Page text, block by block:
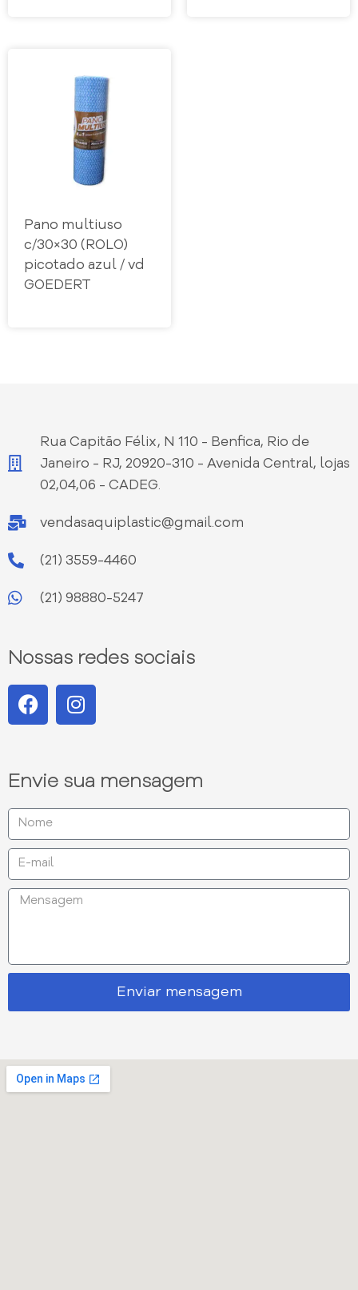
Pano multiuso
c/30×30 (ROLO)
picotado azul / vd
GOEDERT
Rua Capitão Félix, N 110 - Benfica, Rio de
Janeiro - RJ, 20920-310 - Avenida Central, lojas
02,04,06 - CADEG.
vendasaquiplastic@gmail.com
(21) 3559-4460
(21) 98880-5247
Nossas redes sociais
Envie sua mensagem
Enviar mensagem